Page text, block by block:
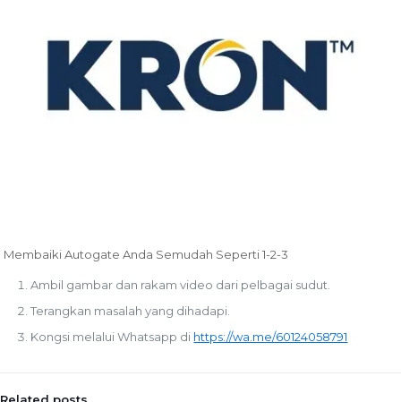
Membaiki Autogate Anda Semudah Seperti 1-2-3
Ambil gambar dan rakam video dari pelbagai sudut.
Terangkan masalah yang dihadapi.
Kongsi melalui Whatsapp di https://wa.me/60124058791